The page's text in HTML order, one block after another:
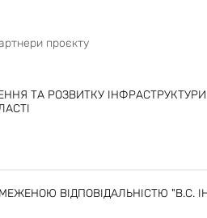
проєкту
ТА РОЗВИТКУ
ВІДПОВІДАЛЬНІСТЮ "В.С.